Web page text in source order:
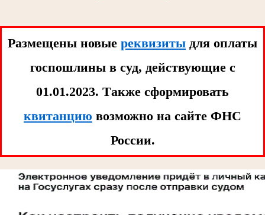
Размещены новые реквизиты для оплаты
госпошлины в суд, действующие с
01.01.2023. Tакже сформировать
квитанцию возможно на сайте ФНС
России.